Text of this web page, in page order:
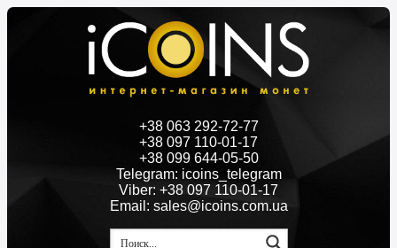
+38 063 292-72-77
+38 097 110-01-17
+38 099 644-05-50
Telegram: icoins_telegram
Viber: +38 097 110-01-17
Email: sales@icoins.com.ua